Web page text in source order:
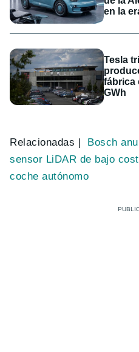
en la
Tesla
fábrica
GWh
Relacionadas | Bosch
sensor LiDAR de bajo
coche autónomo